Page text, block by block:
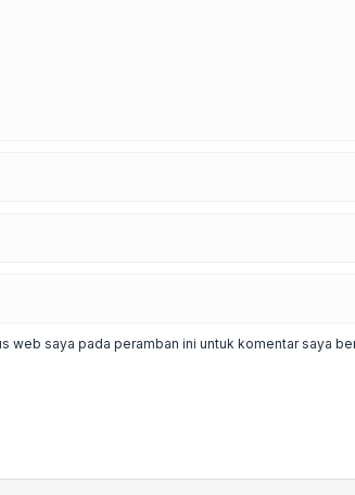
web saya pada peramban ini untuk komentar saya